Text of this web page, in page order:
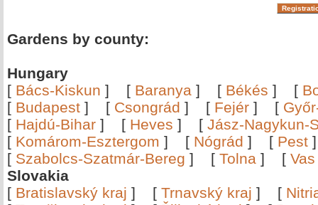
Gardens by county:
Hungary
[ Bács-Kiskun ] [ Baranya ] [ Békés ] [
[ Budapest ] [ Csongrád ] [ Fejér ] [
[ Hajdú-Bihar ] [ Heves ] [ Jász-Nagykun-
[ Komárom-Esztergom ] [ Nógrád ] [ Pest
[ Szabolcs-Szatmár-Bereg ] [ Tolna ] [ Vas
Slovakia
[ Bratislavský kraj ] [ Trnavský kraj ] [